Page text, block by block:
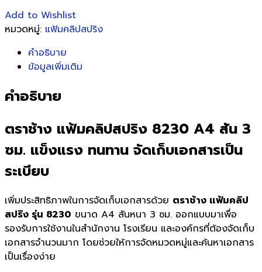
อร์*
ชิ้น
Add to Wishlist
หมวดหมู่: แฟ้มคลิปสปริง
คำอธิบาย
ข้อมูลเพิ่มเติม
คำอธิบาย
ตราช้าง แฟ้มคลิปสปริง 8230 A4 สัน 3
ซม. แข็งแรง ทนทาน จัดเก็บเอกสารเป็น
ระเบียบ
เพิ่มประสิทธิภาพในการจัดเก็บเอกสารด้วย ตราช้าง แฟ้มคลิป
สปริง รุ่น 8230 ขนาด A4 สันหนา 3 ซม. ออกแบบมาเพื่อ
รองรับการใช้งานในสำนักงาน โรงเรียน และองค์กรที่ต้องจัดเก็บ
เอกสารจำนวนมาก โดยช่วยให้การจัดหมวดหมู่และค้นหาเอกสาร
เป็นเรื่องง่าย